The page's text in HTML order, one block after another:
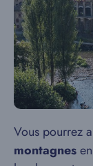
Vous pourrez
montagnes